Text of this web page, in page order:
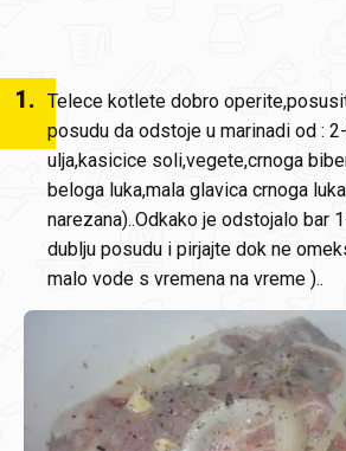
1. Telece kotlete dobro
posudu da odstoje u marinadi od :
ulja,kasicice soli,vegete,crnoga
beloga luka,mala glavica crnoga
narezana)..Odkako je odstojalo bar
dublju posudu i pirjajte dok ne
malo vode s vremena na vreme )..